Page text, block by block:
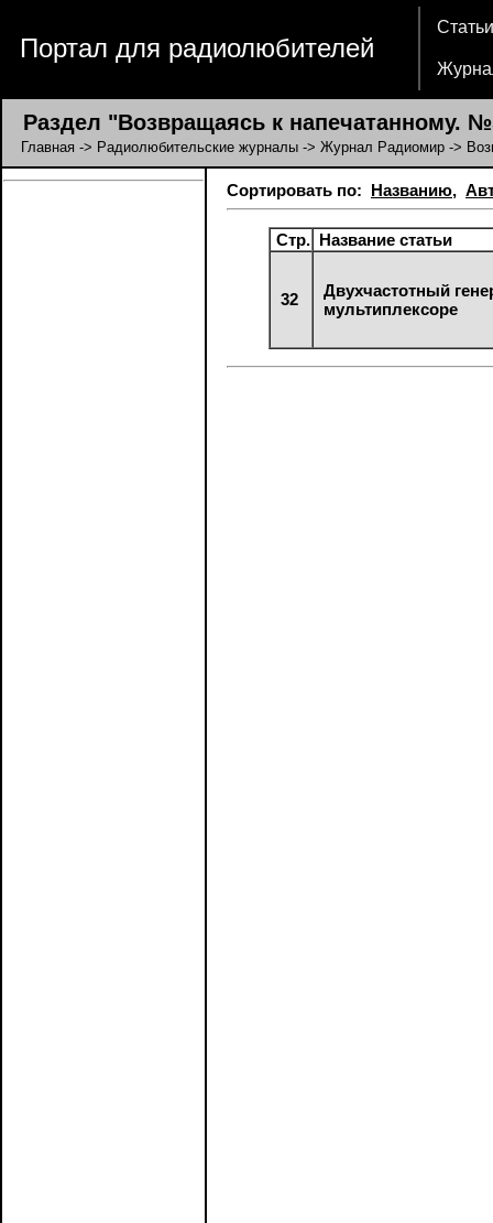
Портал для радиолюбителей
Статьи
Раздел "Возвращаясь к напечатанному.
Главная -> Радиолюбительские журналы -> Журнал Радиомир ->
Сортировать по: Названию,
Стр. Название статьи
32
Двухчастотный
мультиплексоре